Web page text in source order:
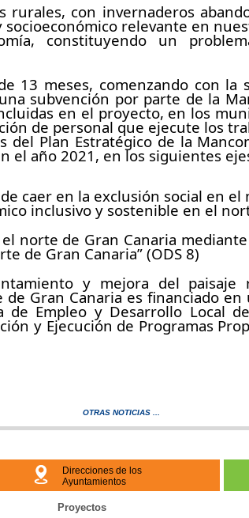
rurales, con invernaderos
relevante en
constituyendo un
13 meses, comenzando con
subvención por parte de la
en el proyecto, en los
de personal que ejecute los
del Plan Estratégico de la
el año 2021, en los siguientes
caer en la exclusión social en el
inclusivo y sostenible en el
norte de Gran Canaria
de Gran Canaria” (ODS 8)
y mejora del paisaje
Gran Canaria es financiado
Empleo y Desarrollo Local
y Ejecución de Programas
OTRAS NOTICIAS ...
Direcciones de los
Ayuntamientos
Proyectos